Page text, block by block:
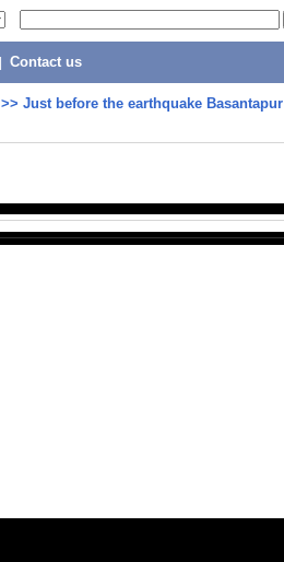
Contact us
>> Just before the earthquake